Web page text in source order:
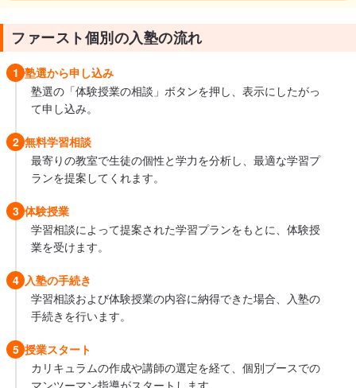
ファースト個別の入塾の流れ
1 塾選から申し込み
塾選の「体験授業の相談」ボタンを押し、表示にしたがっ
て申し込み。
2 無料学習相談
最寄りの教室で生徒の個性と学力を分析し、最適な学習プ
ランを提案してくれます。
3 体験授業
学習相談によって提案された学習プランをもとに、体験授
業を受けます。
4 入塾の手続き
学習相談および体験授業の内容に納得できた場合、入塾の
手続きを行います。
5 授業スタート
カリキュラムの作成や講師の選定を経て、個別ブースでの
マンツーマン指導がスタートします。